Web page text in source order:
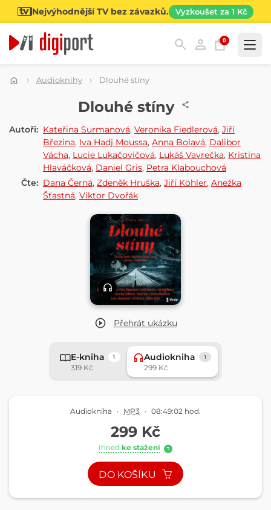
Nejvýhodnější TV bez závazků. Vyzkoušet za 1 Kč
0
Kategorie
Audioknihy Dlouhé stíny
Přehrát ukázku
Dlouhé stíny
Autoři: Kateřina Surmanová, Veronika Fiedlerová, Jiří
Březina, Iva Hadj Moussa, Anna Bolavá, Dalibor
Vácha, Lucie Lukačovičová, Lukáš Vavrečka, Kristina
Hlaváčková, Daniel Gris, Petra Klabouchová
Čte: Dana Černá, Zdeněk Hruška, Jiří Köhler, Anežka
Šťastná, Viktor Dvořák
E-kniha 1
319 Kč
Audiokniha 1
299 Kč
Audiokniha · MP3 · 08:49:02 hod.
299 Kč
Ihned ke stažení ?
DO KOŠÍKU